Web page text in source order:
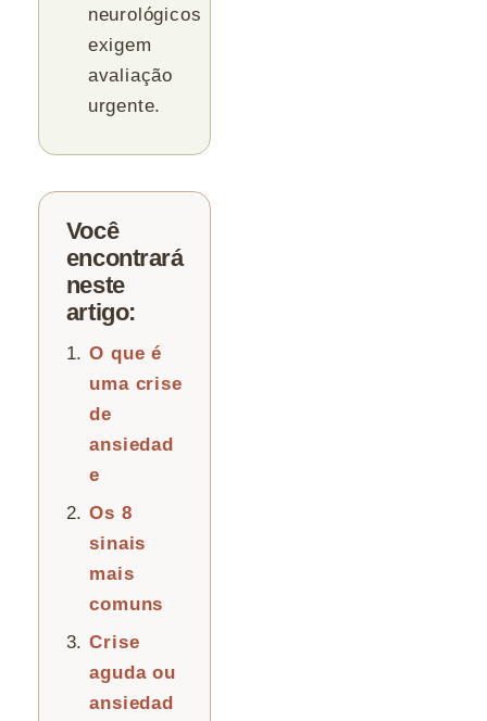
neurológicos
exigem
avaliação
urgente.
Você
encontrará
neste
artigo:
O que é
uma crise
de
ansiedad
e
Os 8
sinais
mais
comuns
Crise
aguda ou
ansiedad